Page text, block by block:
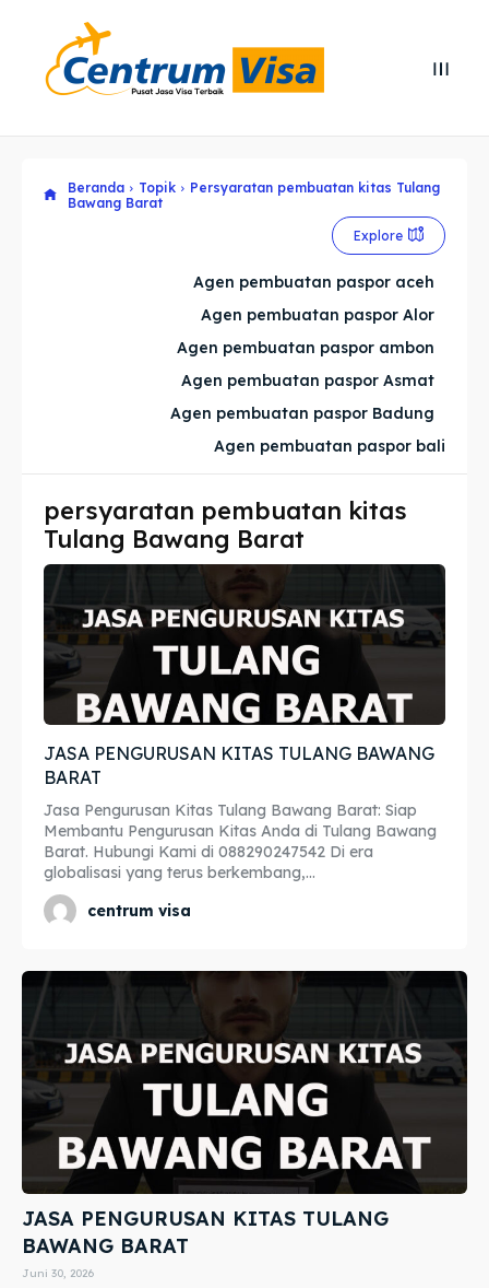
Cari
Cari
Explore our destinations
Imta
Legalisir
Apostille
Penerjemah
Asuransi
Blog
Explore our destinations
Imta
Legalisir
Apostille
Penerjemah
Asuransi
Blog
Beranda Topik
Persyaratan pembuatan kitas Tulang
Bawang Barat
Explore
Agen pembuatan paspor aceh
Agen pembuatan paspor Alor
Agen pembuatan paspor ambon
Agen pembuatan paspor Asmat
Agen pembuatan paspor Badung
Agen pembuatan paspor bali
persyaratan pembuatan kitas
Tulang Bawang Barat
JASA PENGURUSAN KITAS TULANG BAWANG
BARAT
Jasa Pengurusan Kitas Tulang Bawang Barat: Siap
Membantu Pengurusan Kitas Anda di Tulang Bawang
Barat. Hubungi Kami di 088290247542 Di era
globalisasi yang terus berkembang,...
centrum visa
JASA PENGURUSAN KITAS TULANG
BAWANG BARAT
Juni 30, 2026